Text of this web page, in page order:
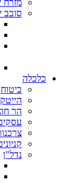
מזרח
סובב
כלכלה
ביטוח
הייטק
הר
נדל"ן